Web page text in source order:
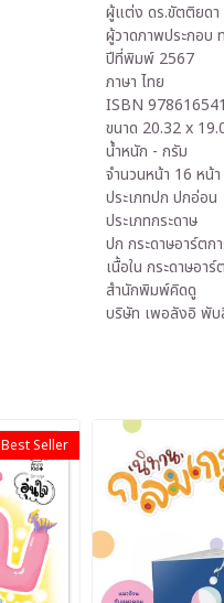
ผู้แต่ง ดร.ขัตติยดา
ผู้วาดภาพประกอบ
ปีที่พิมพ์ 2567
ภาษา ไทย
ISBN
ขนาด 20.32 x
น้ำหนัก - กรัม
จำนวนหน้า 16 หน้า
ประเภทปก ปกอ่อน
ประเภทกระดาษ
ปก กระดาษอาร์ต
เนื้อใน กระดาษอ
สำนักพิมพ์คิดดู
บริษัท เพอลังอิ พับ
Best Seller